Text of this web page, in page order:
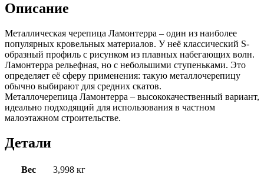
Описание
Металлическая черепица Ламонтерра – один из наиболее
популярных кровельных материалов. У неё классический S-
образный профиль с рисунком из плавных набегающих волн.
Ламонтерра рельефная, но с небольшими ступеньками. Это
определяет её сферу применения: такую металлочерепицу
обычно выбирают для средних скатов.
Металлочерепица Ламонтерра – высококачественный вариант,
идеально подходящий для использования в частном
малоэтажном строительстве.
Детали
Вес 3,998 кг